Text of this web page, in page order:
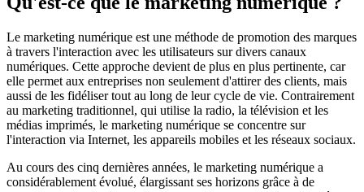
Le marketing numérique est une méthode de promotion des marques
à travers l'interaction avec les utilisateurs sur divers canaux
numériques. Cette approche devient de plus en plus pertinente, car
elle permet aux entreprises non seulement d'attirer des clients, mais
aussi de les fidéliser tout au long de leur cycle de vie. Contrairement
au marketing traditionnel, qui utilise la radio, la télévision et les
médias imprimés, le marketing numérique se concentre sur
l'interaction via Internet, les appareils mobiles et les réseaux sociaux.
Au cours des cinq dernières années, le marketing numérique a
considérablement évolué, élargissant ses horizons grâce à de